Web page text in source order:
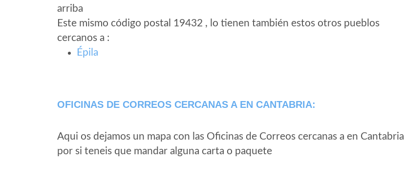
arriba
Este mismo código postal 19432 , lo tienen también estos otros pueblos
cercanos a :
Épila
OFICINAS DE CORREOS CERCANAS A EN CANTABRIA:
Aqui os dejamos un mapa con las Oficinas de Correos cercanas a en Cantabria
por si teneis que mandar alguna carta o paquete